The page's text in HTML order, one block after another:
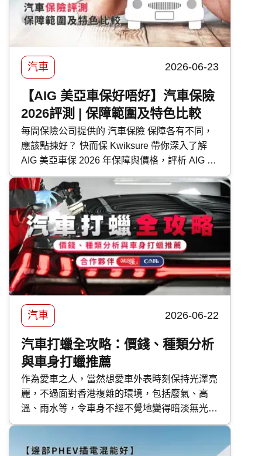
汽車 2026-06-23
【AIG 美亞車保好唔好】汽車保險
2026評測 | 保障範圍及特色比較
每間保險公司提供的 汽車保險 保障各有不同，
應該點揀好？ 快而保 Kwiksure 帶你深入了解
AIG 美亞車保 2026 年保障與價格，評析 AIG 美
亞 汽車保險 優缺點，助你選擇最適合的車保方
案。
汽車 2026-06-22
汽車打蠟全攻略：價錢、種類分析
與車身打蠟推薦
作為愛車之人，當然想愛車外表時刻保持光澤亮
麗，不過面對香港複雜的環境，包括廢氣、高
溫、雨水等，令車身不經不覺地變得暗淡無光，
如果不及時打理保護，隨時會對車漆造成不可逆
選汽車打蠟。然而，坊間的汽車蠟種類繁多，價